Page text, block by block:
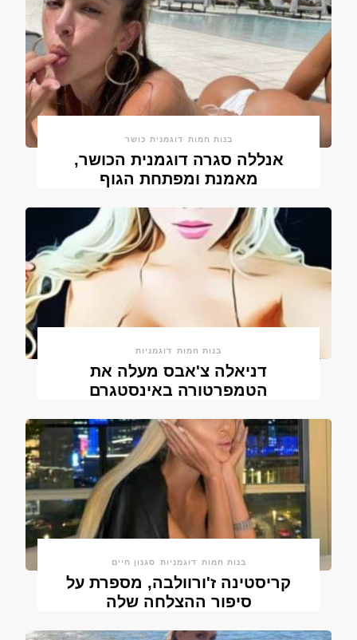
בנות חמות דוגמנית כושר
אנללה סגרה דוגמנית הכושר,
מאמנת ומפתחת הגוף
בנות חמות דוגמניות
דניאלה צ'אבס מעלה את
הטמפרטורה באינסטגרם
בנות חמות דוגמניות סגנון חיים
קריסטינה ז'ורוולבה, מספרת על
סיפור ההצלחה שלה